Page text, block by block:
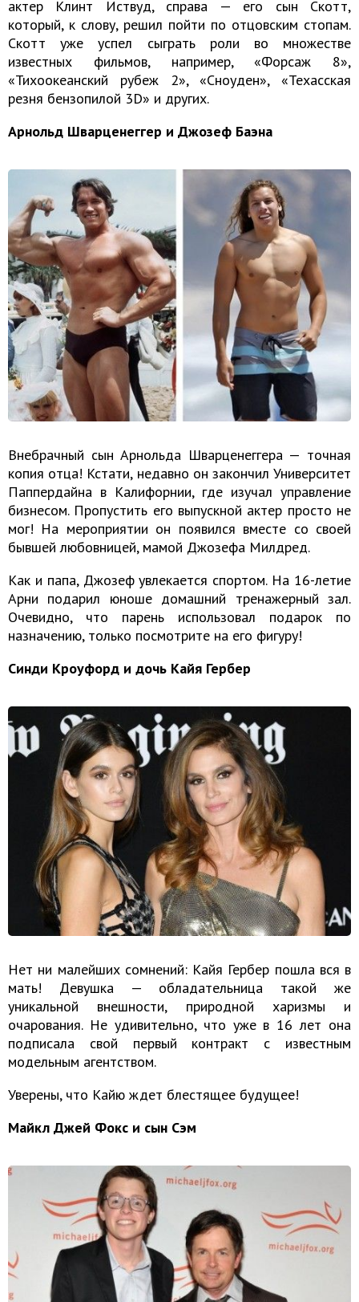
актер Клинт Иствуд, справа — его сын Скотт,
который, к слову, решил пойти по отцовским стопам.
Скотт уже успел сыграть роли во множестве
известных фильмов, например, «Форсаж 8»,
«Тихоокеанский рубеж 2», «Сноуден», «Техасская
резня бензопилой 3D» и других.
Арнольд Шварценеггер и Джозеф Баэна
Внебрачный сын Арнольда Шварценеггера — точная
копия отца! Кстати, недавно он закончил Университет
Паппердайна в Калифорнии, где изучал управление
бизнесом. Пропустить его выпускной актер просто не
мог! На мероприятии он появился вместе со своей
бывшей любовницей, мамой Джозефа Милдред.
Как и папа, Джозеф увлекается спортом. На 16-летие
Арни подарил юноше домашний тренажерный зал.
Очевидно, что парень использовал подарок по
назначению, только посмотрите на его фигуру!
Синди Кроуфорд и дочь Кайя Гербер
Нет ни малейших сомнений: Кайя Гербер пошла вся в
мать! Девушка — обладательница такой же
уникальной внешности, природной харизмы и
очарования. Не удивительно, что уже в 16 лет она
подписала свой первый контракт с известным
модельным агентством.
Уверены, что Кайю ждет блестящее будущее!
Майкл Джей Фокс и сын Сэм